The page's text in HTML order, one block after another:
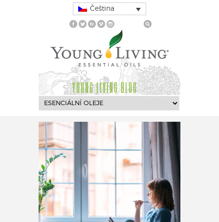
Čeština
YOUNG LIVING BLOG